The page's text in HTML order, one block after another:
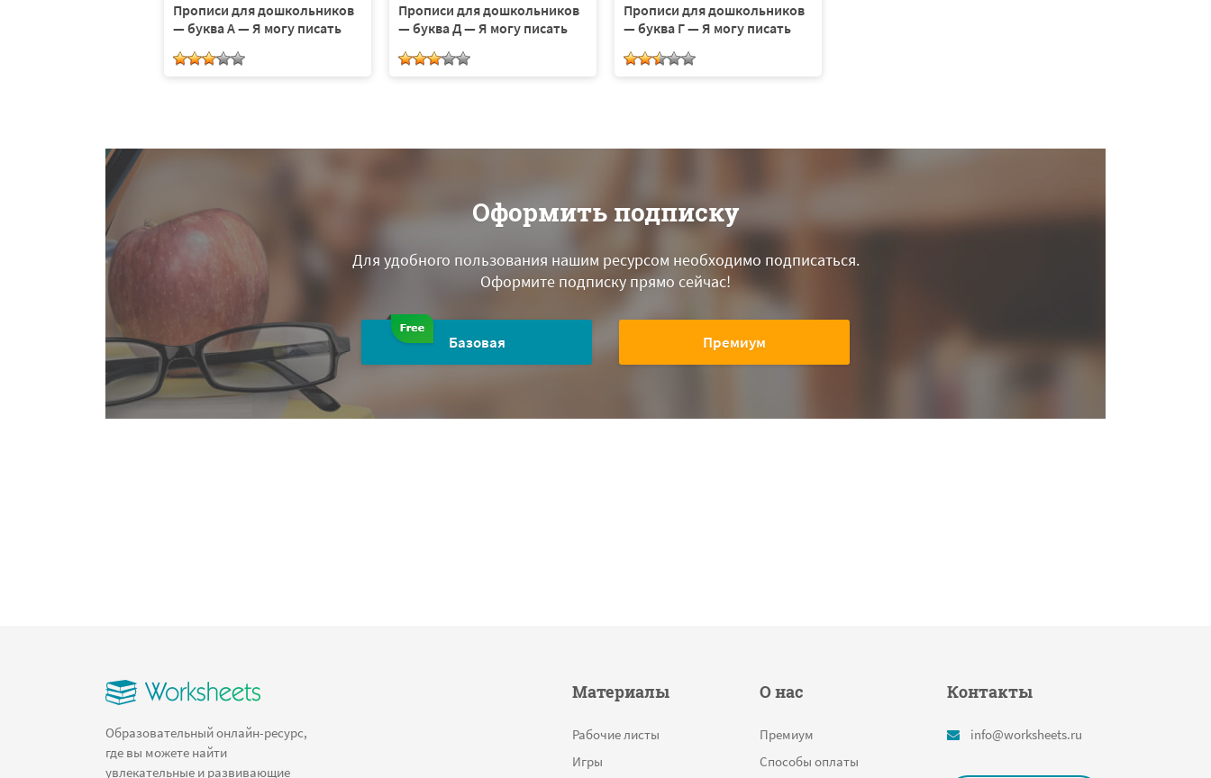
Прописи для дошкольников
— буква А — Я могу писать
Прописи для дошкольников
— буква Д — Я могу писать
Прописи для дошкольников
— буква Г — Я могу писать
Оформить подписку
Для удобного пользования нашим ресурсом необходимо подписаться.
Оформите подписку прямо сейчас!
Базовая Премиум
Образовательный онлайн-ресурс,
где вы можете найти
увлекательные и развивающие
Материалы
Рабочие листы
Игры
О нас
Премиум
Способы оплаты
Контакты
info@worksheets.ru